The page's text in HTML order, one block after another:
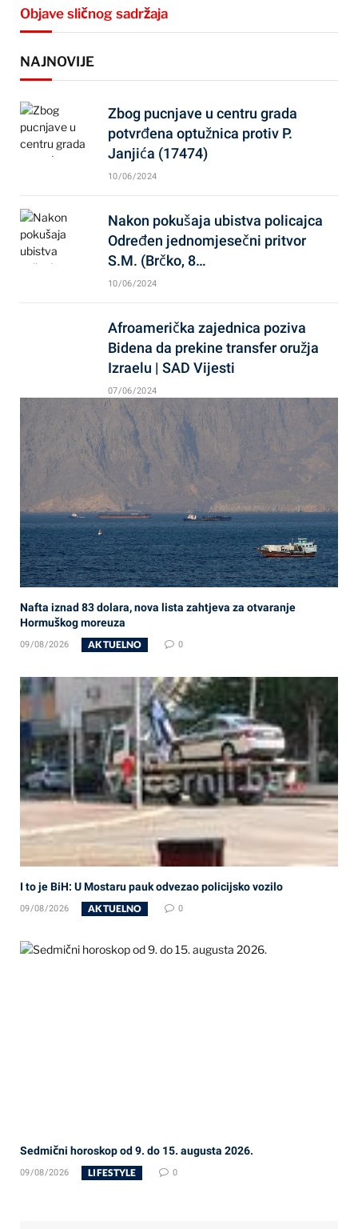
Objave sličnog sadržaja
NAJNOVIJE
Zbog pucnjave u centru grada
potvrđena optužnica protiv P.
Janjića (17474)
10/06/2024
Nakon pokušaja ubistva policajca
Određen jednomjesečni pritvor
S.M. (Brčko, 8…
10/06/2024
Afroamerička zajednica poziva
Bidena da prekine transfer oružja
Izraelu | SAD Vijesti
07/06/2024
Nafta iznad 83 dolara, nova lista zahtjeva za otvaranje
Hormuškog moreuza
09/08/2026 AKTUELNO 0
I to je BiH: U Mostaru pauk odvezao policijsko vozilo
09/08/2026 AKTUELNO 0
Sedmični horoskop od 9. do 15. augusta 2026.
09/08/2026 LIFESTYLE 0